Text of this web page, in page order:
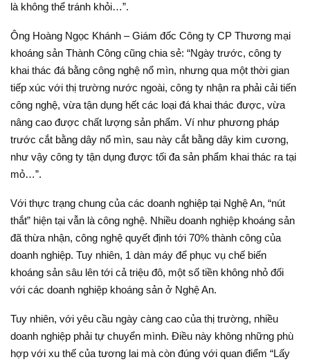
là không thể tránh khỏi…”.
Ông Hoàng Ngọc Khánh – Giám đốc Công ty CP Thương mại
khoáng sản Thành Công cũng chia sẻ: “Ngày trước, công ty
khai thác đá bằng công nghệ nổ mìn, nhưng qua một thời gian
tiếp xúc với thị trường nước ngoài, công ty nhận ra phải cải tiến
công nghệ, vừa tận dụng hết các loại đá khai thác được, vừa
nâng cao được chất lượng sản phẩm. Ví như phương pháp
trước cắt bằng dây nổ mìn, sau này cắt bằng dây kim cương,
như vậy công ty tận dụng được tối đa sản phẩm khai thác ra tại
mỏ…”.
Với thực trạng chung của các doanh nghiệp tại Nghệ An, “nút
thắt” hiện tại vẫn là công nghệ. Nhiều doanh nghiệp khoáng sản
đã thừa nhận, công nghệ quyết định tới 70% thành công của
doanh nghiệp. Tuy nhiên, 1 dàn máy để phục vụ chế biến
khoáng sản sâu lên tới cả triệu đô, một số tiền không nhỏ đối
với các doanh nghiệp khoáng sản ở Nghệ An.
Tuy nhiên, với yêu cầu ngày càng cao của thị trường, nhiều
doanh nghiệp phải tự chuyển mình. Điều này không những phù
hợp với xu thế của tương lai mà còn đúng với quan điểm “Lấy